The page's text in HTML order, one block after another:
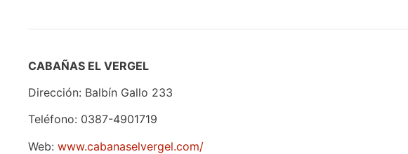
CABAÑAS EL VERGEL
Dirección: Balbín Gallo 233
Teléfono: 0387-4901719
Web: www.cabanaselvergel.com/